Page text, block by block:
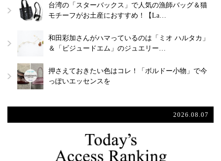
台湾の「スターバックス」で人気の漁師バッグ＆猫
モチーフがお土産におすすめ！【La…
和田彩加さんがハマっているのは「ミオ ハルタカ」
＆「ビジュードエム」のジュエリー…
押さえておきたい色はコレ！「ボルドー小物」で今
っぽいエッセンスを
2026.08.07